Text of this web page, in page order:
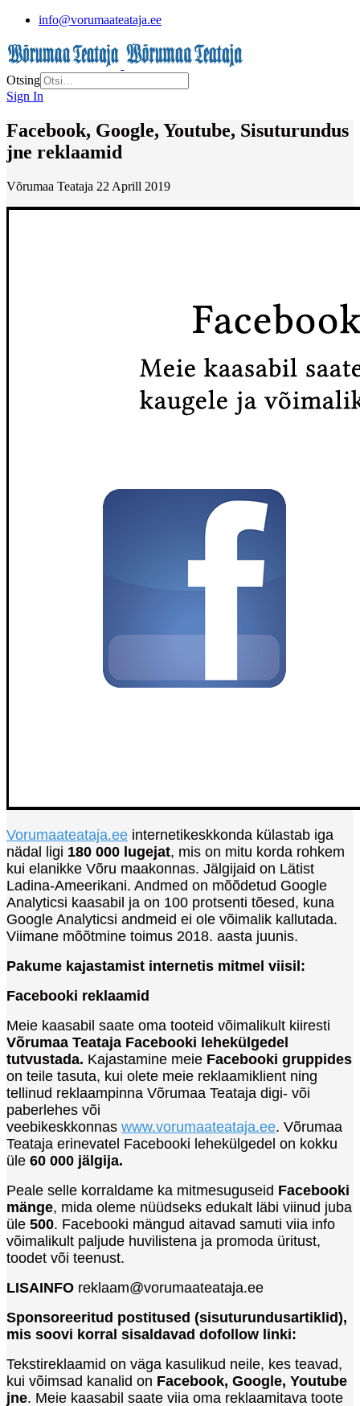
info@vorumaateataja.ee
Otsing
Sign In
Facebook, Google, Youtube, Sisuturundus
jne reklaamid
Võrumaa Teataja 22 Aprill 2019
Vorumaateataja.ee internetikeskkonda külastab iga
nädal ligi 180 000 lugejat, mis on mitu korda rohkem
kui elanikke Võru maakonnas. Jälgijaid on Lätist
Ladina-Ameerikani. Andmed on mõõdetud Google
Analyticsi kaasabil ja on 100 protsenti tõesed, kuna
Google Analyticsi andmeid ei ole võimalik kallutada.
Viimane mõõtmine toimus 2018. aasta juunis.
Pakume kajastamist internetis mitmel viisil:
Facebooki reklaamid
Meie kaasabil saate oma tooteid võimalikult kiiresti
Võrumaa Teataja Facebooki lehekülgedel
tutvustada. Kajastamine meie Facebooki gruppides
on teile tasuta, kui olete meie reklaamiklient ning
tellinud reklaampinna Võrumaa Teataja digi- või
paberlehes või
veebikeskkonnas www.vorumaateataja.ee. Võrumaa
Teataja erinevatel Facebooki lehekülgedel on kokku
üle 60 000 jälgija.
Peale selle korraldame ka mitmesuguseid Facebooki
mänge, mida oleme nüüdseks edukalt läbi viinud juba
üle 500. Facebooki mängud aitavad samuti viia info
võimalikult paljude huvilistena ja promoda üritust,
toodet või teenust.
LISAINFO reklaam@vorumaateataja.ee
Sponsoreeritud postitused (sisuturundusartiklid),
mis soovi korral sisaldavad dofollow linki:
Tekstireklaamid on väga kasulikud neile, kes teavad,
kui võimsad kanalid on Facebook, Google, Youtube
jne. Meie kaasabil saate viia oma reklaamitava toote